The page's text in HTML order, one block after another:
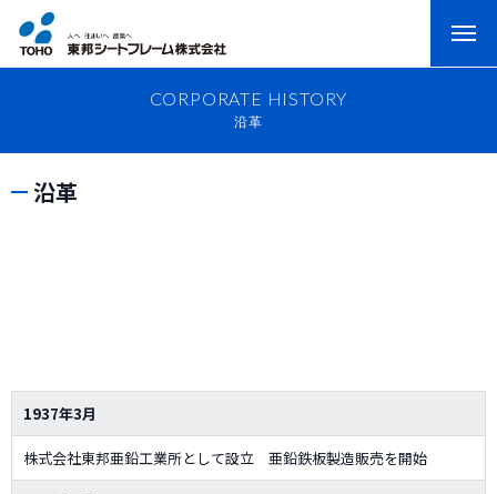
CORPORATE HISTORY
沿革
沿革
1937年3月
株式会社東邦亜鉛工業所として設立 亜鉛鉄板製造販売を開始